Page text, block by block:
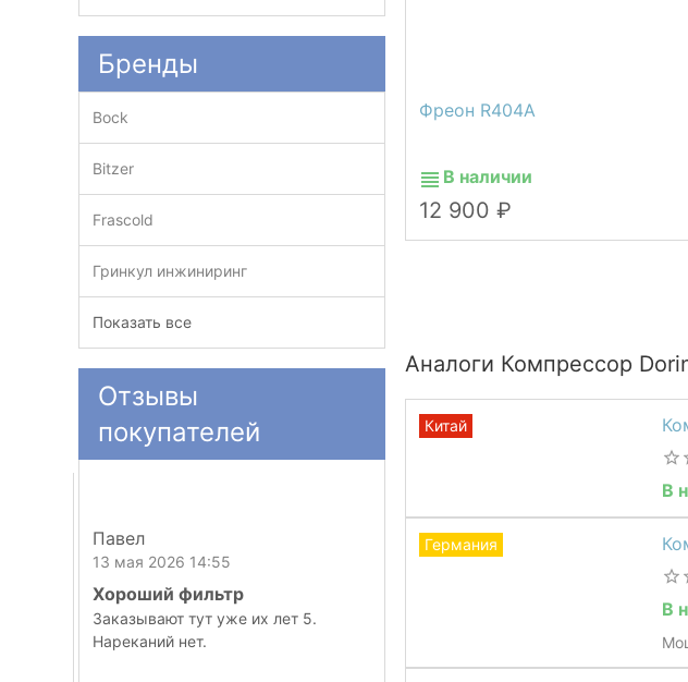
Фреон R404A
В наличии
12 900
Аналоги Компрессор
В
Китай
В
Германия
Бренды
Bock
Bitzer
Frascold
Гринкул инжиниринг
Показать все
Отзывы
покупателей
Павел
13 мая 2026 14:55
Хороший фильтр
Заказывают тут уже их лет 5.
Нареканий нет.